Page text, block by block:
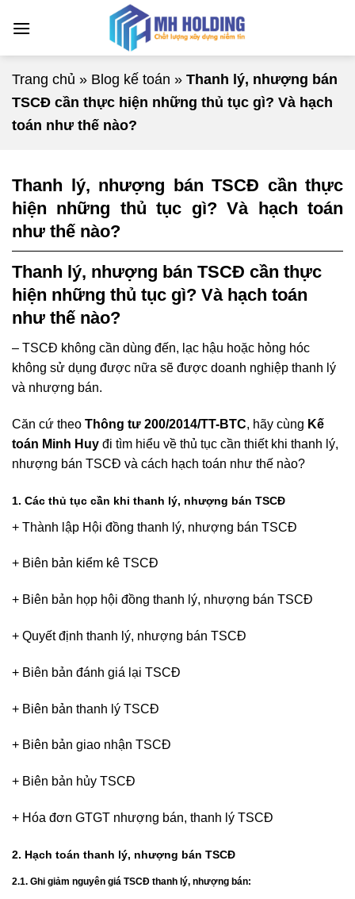
đến
Trang chủ » Blog kế toán » Thanh lý, nhượng bán
TSCĐ cần thực hiện những thủ tục gì? Và hạch
toán như thế nào?
Thanh lý, nhượng bán TSCĐ cần thực
hiện những thủ tục gì? Và hạch toán
như thế nào?
Thanh lý, nhượng bán TSCĐ cần thực
hiện những thủ tục gì? Và hạch toán
như thế nào?
– TSCĐ không cần dùng đến, lạc hậu hoặc hỏng hóc
không sử dụng được nữa sẽ được doanh nghiệp thanh lý
và nhượng bán.
Căn cứ theo Thông tư 200/2014/TT-BTC, hãy cùng Kế
toán Minh Huy đi tìm hiểu về thủ tục cần thiết khi thanh lý,
nhượng bán TSCĐ và cách hạch toán như thế nào?
1. Các thủ tục cần khi thanh lý, nhượng bán TSCĐ
+ Thành lập Hội đồng thanh lý, nhượng bán TSCĐ
+ Biên bản kiểm kê TSCĐ
+ Biên bản họp hội đồng thanh lý, nhượng bán TSCĐ
+ Quyết định thanh lý, nhượng bán TSCĐ
+ Biên bản đánh giá lại TSCĐ
+ Biên bản thanh lý TSCĐ
+ Biên bản giao nhận TSCĐ
+ Biên bản hủy TSCĐ
+ Hóa đơn GTGT nhượng bán, thanh lý TSCĐ
2. Hạch toán thanh lý, nhượng bán TSCĐ
2.1. Ghi giảm nguyên giá TSCĐ thanh lý, nhượng bán: